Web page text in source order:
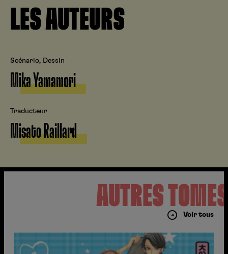
LES AUTEURS
Scénario, Dessin
Mika Yamamori
Traducteur
Misato Raillard
AUTRES
Voir tous